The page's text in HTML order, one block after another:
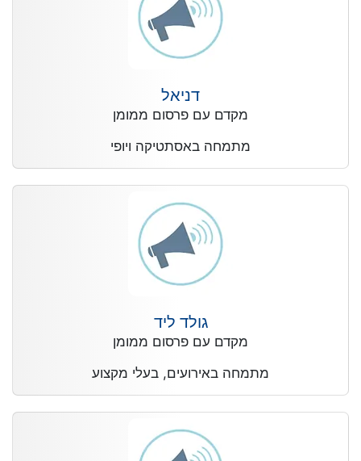
דניאל
מקדם עם פרסום ממומן
מתמחה באסתטיקה ויופי
גולד ליד
מקדם עם פרסום ממומן
מתמחה באירועים, בעלי מקצוע